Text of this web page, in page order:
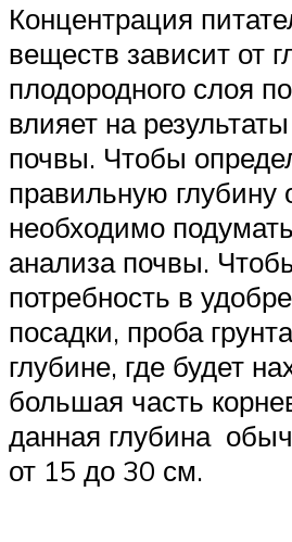
Концентрация
веществ зависит от
плодородного слоя
влияет на
почвы. Чтобы
правильную глубину
необходимо
анализа почвы.
потребность в
посадки, проба
глубине, где будет
большая часть
данная глубина
от 15 до 30 см.